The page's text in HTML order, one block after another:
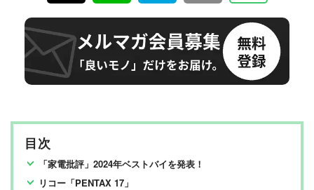
目次
「家電批評」2024年ベストバイを発表！
リコー「PENTAX 17」